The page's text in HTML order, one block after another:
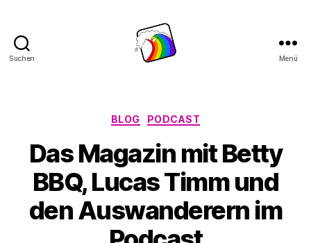
Suchen Menü
Kategorien
BLOG PODCAST
Das Magazin mit Betty
BBQ, Lucas Timm und
den Auswanderern im